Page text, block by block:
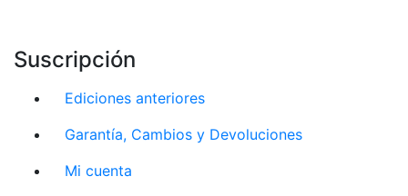
Suscripción
Ediciones anteriores
Garantía, Cambios y Devoluciones
Mi cuenta